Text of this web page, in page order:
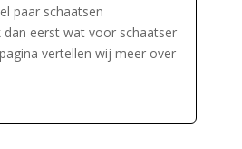
paar schaatsen
dan eerst wat voor schaatser
vertellen wij meer over